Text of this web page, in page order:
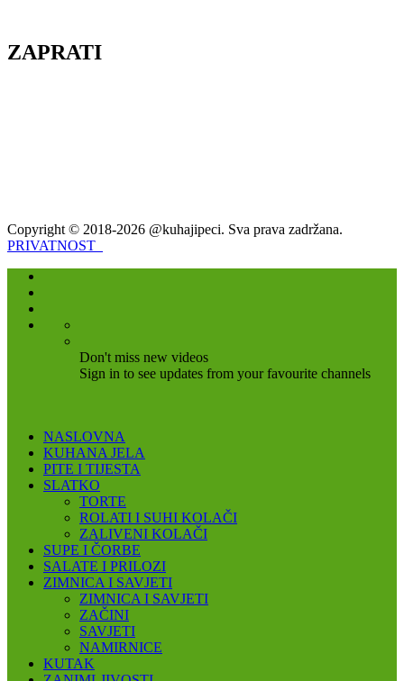
ZAPRATI
Copyright © 2018-2026 @kuhajipeci. Sva prava zadržana.
PRIVATNOST
Don't miss new videos
Sign in to see updates from your favourite channels
NASLOVNA
KUHANA JELA
PITE I TIJESTA
SLATKO
TORTE
ROLATI I SUHI KOLAČI
ZALIVENI KOLAČI
SUPE I ČORBE
SALATE I PRILOZI
ZIMNICA I SAVJETI
ZIMNICA I SAVJETI
ZAČINI
SAVJETI
NAMIRNICE
KUTAK